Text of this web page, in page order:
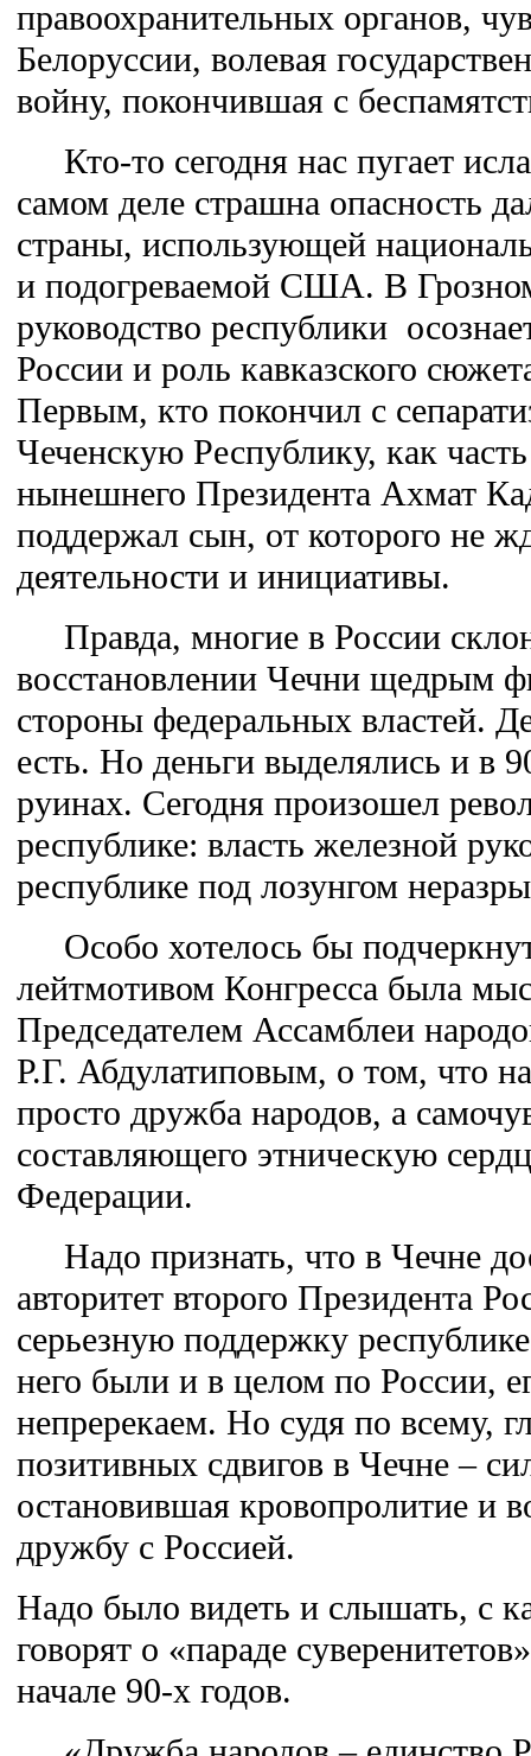
правоохранительных органов,
Белоруссии, волевая
войну, покончившая с
Кто-то сегодня нас пугает
самом деле страшна опасность
страны, использующей
и подогреваемой США. В
руководство республики
России и роль кавказского
Первым, кто покончил с
Чеченскую Республику, как
нынешнего Президента Ахмат
поддержал сын, от которого не
деятельности и инициативы.
Правда, многие в России
восстановлении Чечни щедрым
стороны федеральных властей.
есть. Но деньги выделялись и в
руинах. Сегодня произошел
республике: власть железной
республике под лозунгом
Особо хотелось бы
лейтмотивом Конгресса была
Председателем Ассамблеи
Р.Г. Абдулатиповым, о том, что
просто дружба народов, а
составляющего этническую
Федерации.
Надо признать, что в Чечне
авторитет второго Президента
серьезную поддержку
него были и в целом по России,
непререкаем. Но судя по всему,
позитивных сдвигов в Чечне –
остановившая кровопролитие и
дружбу с Россией.
Надо было видеть и слышать, с
говорят о «параде
начале 90-х годов.